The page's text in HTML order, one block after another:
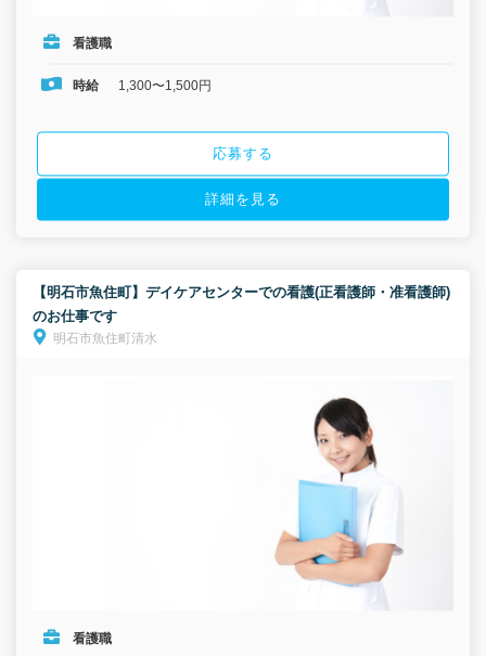
看護職
時給 1,300〜1,500円
応募する
詳細を見る
【明石市魚住町】デイケアセンターでの看護(正看護師・准看護師)
のお仕事です
明石市魚住町清水
看護職